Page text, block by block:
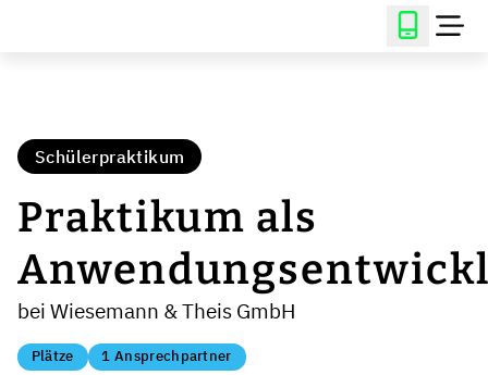
Schülerpraktikum
Praktikum als
bei Wiesemann & Theis GmbH
Plätze 1 Ansprechpartner